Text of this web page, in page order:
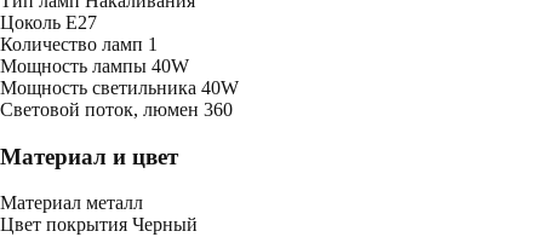
Цоколь E27
Количество ламп 1
Мощность лампы 40W
Мощность светильника 40W
Световой поток, люмен 360
Материал и цвет
Mатериал металл
Цвет покрытия Черный